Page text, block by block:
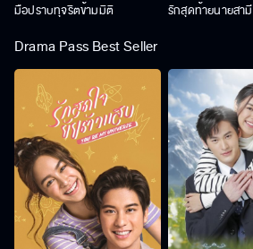
มือปราบทุจริตข้ามมิติ รักสุดท้ายนายสามี
Drama Pass Best Seller